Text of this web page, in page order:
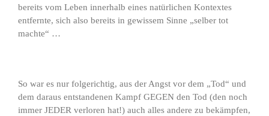
bereits vom Leben innerhalb eines natürlichen Kontextes
entfernte, sich also bereits in gewissem Sinne „selber tot
machte“ …
So war es nur folgerichtig, aus der Angst vor dem „Tod“ und
dem daraus entstandenen Kampf GEGEN den Tod (den noch
immer JEDER verloren hat!) auch alles andere zu bekämpfen,